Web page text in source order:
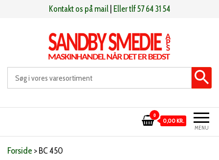
Kontakt os på mail Eller tlf 57 64 31 54
Sandby smeden Maskinhandel når det er bedst
MENU
0
0,00 KR.
Forside >BC 450